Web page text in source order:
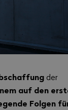
der
auf den
Folgen